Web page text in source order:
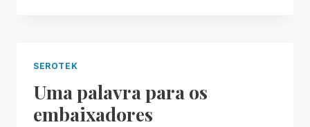
SEROTEK
Uma palavra para os
embaixadores